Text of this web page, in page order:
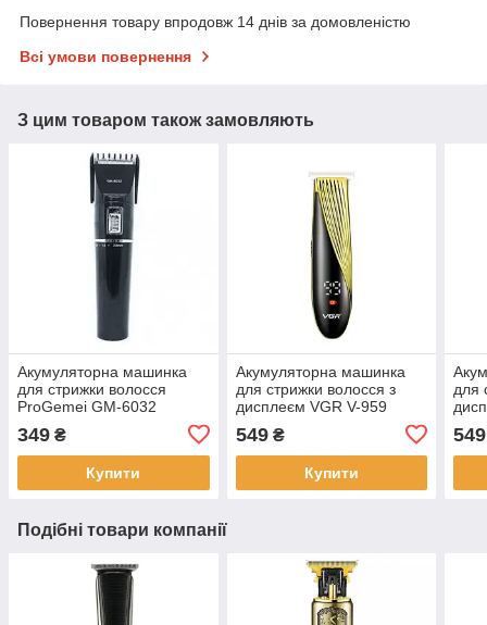
Повернення товару впродовж 14 днів за домовленістю
Всі умови повернення
З цим товаром також замовляють
Акумуляторна машинка
для стрижки волосся
ProGemei GM-6032
окантування бороди
349 ₴
Купити
Акумуляторна машинка
для стрижки волосся з
дисплеєм VGR V-959
Машинка для стрижки та
окантування бороди
549₴
Купити
для
549
Подібні товари компанії